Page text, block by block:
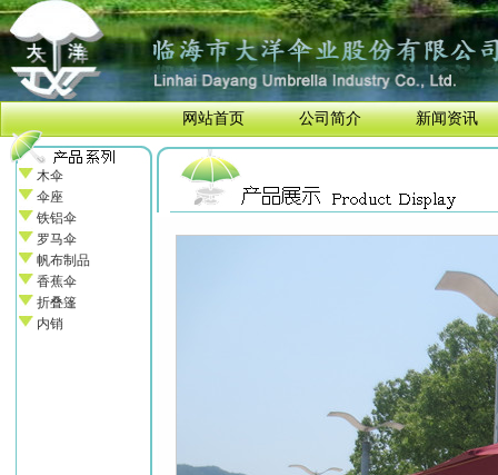
网站首页 公司简介 新闻资讯
木伞
伞座
铁铝伞
罗马伞
帆布制品
香蕉伞
折叠篷
内销